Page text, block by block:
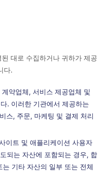
대로 수집하거나 귀하가 제공
다.
약업체, 서비스 제공업체 및
. 이러한 기관에서 제공하는
스, 주문, 마케팅 및 결제 처리
이트 및 애플리케이션 사용자
되는 자산에 포함되는 경우, 합
기타 자산의 일부 또는 전체